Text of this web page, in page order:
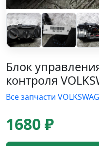
Блок
контроля
Все запчасти
1680 ₽